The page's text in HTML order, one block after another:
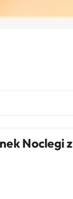
Noclegi z